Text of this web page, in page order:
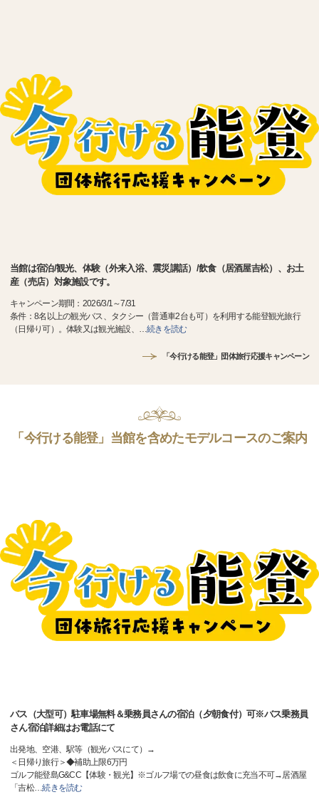
当館は宿泊/観光、体験（外来入浴、震災講話）/飲食（居酒屋吉松）、お土
産（売店）対象施設です。
キャンペーン期間：2026/3/1～7/31
条件：8名以上の観光バス、タクシー（普通車2台も可）を利用する能登観光旅行
（日帰り可）。体験又は観光施設、 …続きを読む
「今行ける能登」団体旅行応援キャンペーン
「今行ける能登」当館を含めたモデルコースのご案内
バス（大型可）駐車場無料＆乗務員さんの宿泊（夕朝食付）可※バス乗務員
さん宿泊詳細はお電話にて
出発地、空港、駅等（観光バスにて）→
＜日帰り旅行＞◆補助上限6万円
ゴルフ能登島G&CC【体験・観光】※ゴルフ場での昼食は飲食に充当不可→居酒屋
「吉松…続きを読む